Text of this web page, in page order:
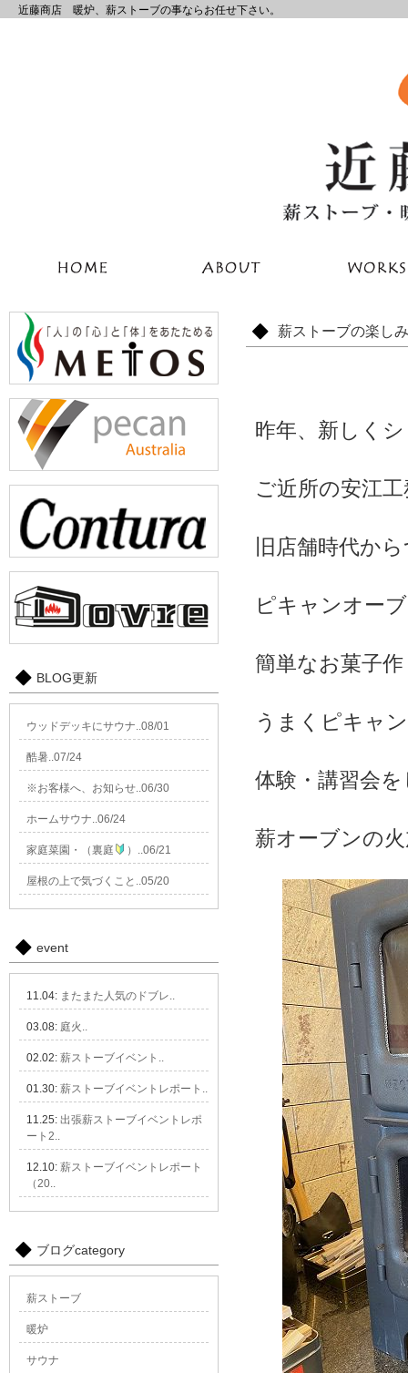
近藤商店 暖炉、薪ストーブの事ならお任せ下さい。
薪ストーブの楽し
昨年、新しく
ご近所の安江
旧店舗時代か
ピキャンオー
簡単なお菓子
うまくピキャ
体験・講習会
薪オーブンの
BLOG更新
ウッドデッキにサウナ..08/01
酷暑..07/24
※お客様へ、お知らせ..06/30
ホームサウナ..06/24
家庭菜園・（裏庭 ）..06/21
屋根の上で気づくこと..05/20
event
11.04: またまた人気のドブレ..
03.08: 庭火..
02.02: 薪ストーブイベント..
01.30: 薪ストーブイベントレポート..
11.25: 出張薪ストーブイベントレポ
ート2..
12.10: 薪ストーブイベントレポート
（20..
ブログcategory
薪ストーブ
暖炉
サウナ